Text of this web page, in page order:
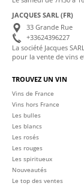
JACQUES SARL (FR)
33 Grande Rue
+33624396227
pour la vente de vins
TROUVEZ UN VIN
Vins de France
Vins hors France
Les bulles
Les blancs
Les rosés
Les rouges
Les spiritueux
Nouveautés
Le top des ventes